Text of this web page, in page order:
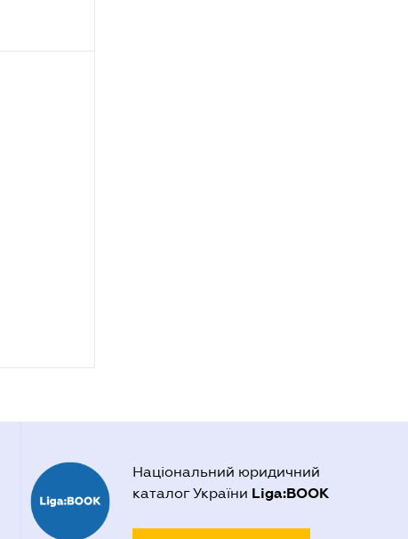
Національний юридичний
каталог України Liga:BOOK